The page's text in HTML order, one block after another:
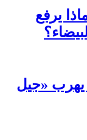
يرفع
يهرب «جيل